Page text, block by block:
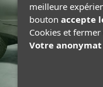
meilleure
bouton accepte
Cookies et
Votre